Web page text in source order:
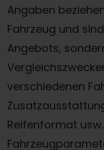
Angaben
Fahrzeug und
Angebots,
verschiedenen
Reifenformat